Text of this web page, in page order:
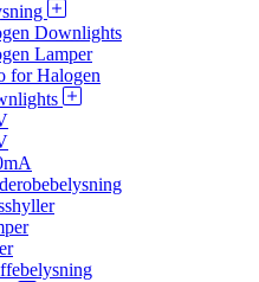
Downlights
Lamper
for Halogen